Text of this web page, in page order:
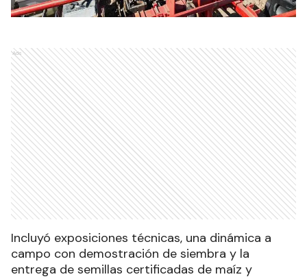
Ads
Incluyó exposiciones técnicas, una dinámica a
campo con demostración de siembra y la
entrega de semillas certificadas de maíz y